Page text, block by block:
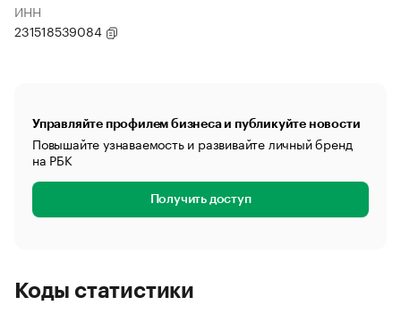
ИНН
231518539084
Управляйте профилем бизнеса и публикуйте новости
Повышайте узнаваемость и развивайте личный бренд
на РБК
Получить доступ
Коды статистики